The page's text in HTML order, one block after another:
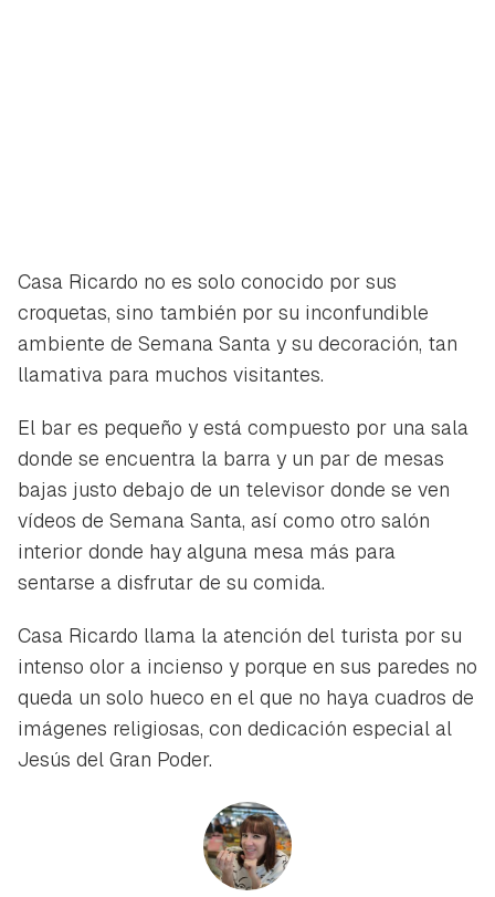
Casa Ricardo no es solo conocido por sus
croquetas, sino también por su inconfundible
ambiente de Semana Santa y su decoración, tan
llamativa para muchos visitantes.
El bar es pequeño y está compuesto por una sala
donde se encuentra la barra y un par de mesas
bajas justo debajo de un televisor donde se ven
vídeos de Semana Santa, así como otro salón
interior donde hay alguna mesa más para
sentarse a disfrutar de su comida.
Casa Ricardo llama la atención del turista por su
intenso olor a incienso y porque en sus paredes no
queda un solo hueco en el que no haya cuadros de
imágenes religiosas, con dedicación especial al
Jesús del Gran Poder.